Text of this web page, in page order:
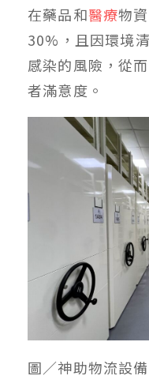
在藥品和醫療物
30%，且因環境
感染的風險，從
者滿意度。
圖／神助物流設